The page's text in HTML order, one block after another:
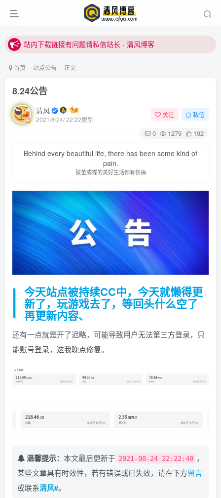
站内下载链接有问题请私信站长 - 清风博客
站内下载链接有问题请私信站长 - 清风博客
首页 站点公告 正文
8.24公告
清风
2021/8/24/ 22:22更新
关注 私信
0 1279 192
Behind every beautiful life, there has been some kind of
pain.
破茧成蝶的美好生活都有伤痛
今天站点被持续CC中，今天就懒得更
新了，玩游戏去了，等回头什么空了
再更新内容、
还有一点就是开了迟略，可能导致用户无法第三方登录，只
能账号登录，这我晚点修复。
温馨提示： 本文最后更新于 2021-08-24 22:22:40 ，
某些文章具有时效性，若有错误或已失效，请在下方留言
或联系清风#。